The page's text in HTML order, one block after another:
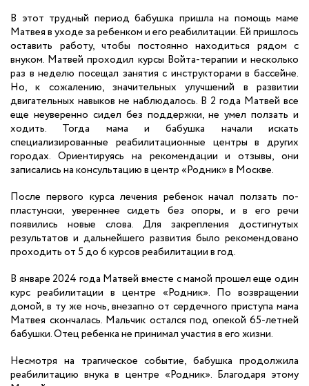
В этот трудный период бабушка пришла на помощь маме
Матвея в уходе за ребенком и его реабилитации. Ей пришлось
оставить работу, чтобы постоянно находиться рядом с
внуком. Матвей проходил курсы Войта-терапии и несколько
раз в неделю посещал занятия с инструкторами в бассейне.
Но, к сожалению, значительных улучшений в развитии
двигательных навыков не наблюдалось. В 2 года Матвей все
еще неуверенно сидел без поддержки, не умел ползать и
ходить. Тогда мама и бабушка начали искать
специализированные реабилитационные центры в других
городах. Ориентируясь на рекомендации и отзывы, они
записались на консультацию в центр «Родник» в Москве.
После первого курса лечения ребенок начал ползать по-
пластунски, увереннее сидеть без опоры, и в его речи
появились новые слова. Для закрепления достигнутых
результатов и дальнейшего развития было рекомендовано
проходить от 5 до 6 курсов реабилитации в год.
В январе 2024 года Матвей вместе с мамой прошел еще один
курс реабилитации в центре «Родник». По возвращении
домой, в ту же ночь, внезапно от сердечного приступа мама
Матвея скончалась. Мальчик остался под опекой 65-летней
бабушки. Отец ребенка не принимал участия в его жизни.
Несмотря на трагическое событие, бабушка продолжила
реабилитацию внука в центре «Родник». Благодаря этому